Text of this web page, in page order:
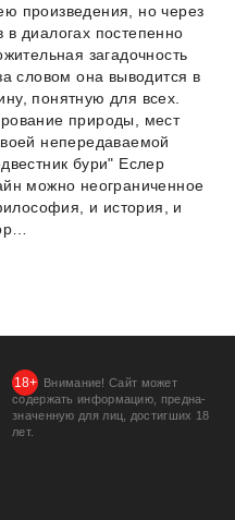
произведения, но через
диалогах постепенно
загадочность
словом она выводится в
понятную для всех.
природы, мест
непередаваемой
бури" Еслер
можно неограниченное
и история, и
Внимание! Сайт может
содержать информацию, предна­
значенную для лиц, дости­гших 18
лет.